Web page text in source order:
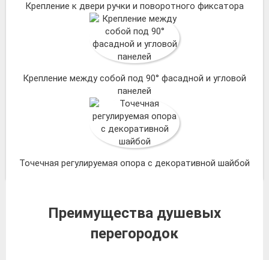
Крепление к двери ручки и поворотного фиксатора
Крепление между собой под 90° фасадной и угловой
панелей
Точечная регулируемая опора с декоративной шайбой
Преимущества душевых
перегородок